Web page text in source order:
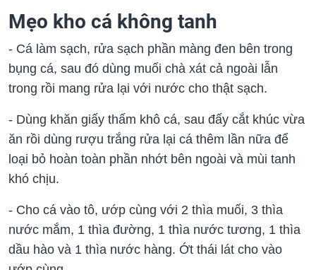
Mẹo kho cá không tanh
- Cá làm sạch, rửa sạch phần màng đen bên trong
bụng cá, sau đó dùng muối chà xát cả ngoài lẫn
trong rồi mang rửa lại với nước cho thật sạch.
- Dùng khăn giấy thấm khô cá, sau đấy cắt khúc vừa
ăn rồi dùng rượu trắng rửa lại cá thêm lần nữa để
loại bỏ hoàn toàn phần nhớt bên ngoài và mùi tanh
khó chịu.
- Cho cá vào tô, ướp cùng với 2 thìa muối, 3 thìa
nước mắm, 1 thìa đường, 1 thìa nước tương, 1 thìa
dầu hào và 1 thìa nước hàng. Ớt thái lát cho vào